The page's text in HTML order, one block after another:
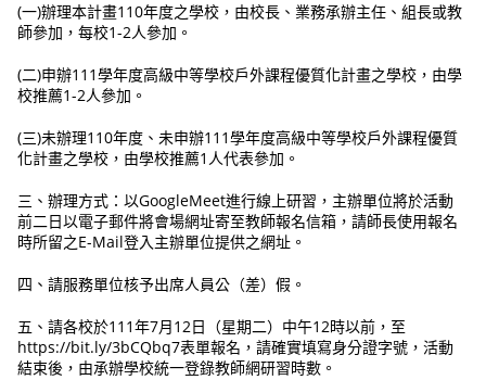
(一)辦理本計畫110年度之學校，由校長、業務承辦主任、組長或教
師參加，每校1-2人參加。
(二)申辦111學年度高級中等學校戶外課程優質化計畫之學校，由學
校推薦1-2人參加。
(三)未辦理110年度、未申辦111學年度高級中等學校戶外課程優質
化計畫之學校，由學校推薦1人代表參加。
三、辦理方式：以GoogleMeet進行線上研習，主辦單位將於活動
前二日以電子郵件將會場網址寄至教師報名信箱，請師長使用報名
時所留之E-Mail登入主辦單位提供之網址。
四、請服務單位核予出席人員公（差）假。
五、請各校於111年7月12日（星期二）中午12時以前，至
https://bit.ly/3bCQbq7表單報名，請確實填寫身分證字號，活動
結束後，由承辦學校統一登錄教師網研習時數。